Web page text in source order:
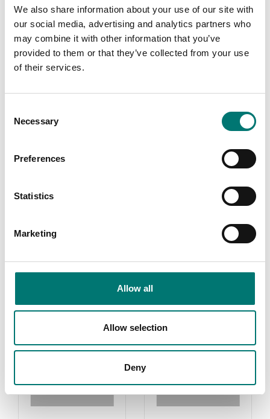
We also share information about your use of our site with
our social media, advertising and analytics partners who
may combine it with other information that you’ve
provided to them or that they’ve collected from your use
of their services.
Selection
Necessary
Preferences
Statistics
Marketing
Allow all
Allow selection
Deny
Ackrediterad ISO17025
Finns i flera varianter